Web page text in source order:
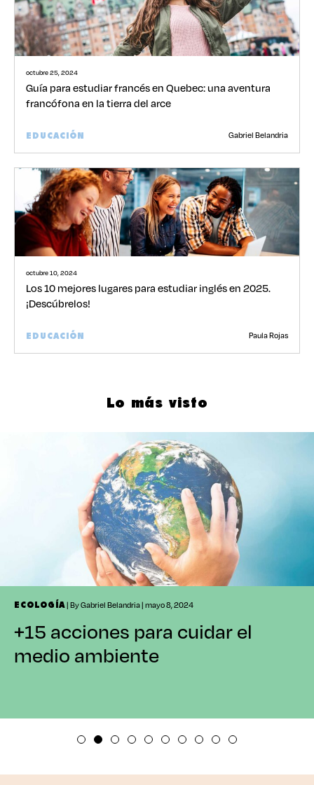
octubre 25, 2024
Guía para estudiar francés en Quebec: una aventura
francófona en la tierra del arce
EDUCACIÓN Gabriel Belandria
octubre 10, 2024
Los 10 mejores lugares para estudiar inglés en 2025.
¡Descúbrelos!
EDUCACIÓN Paula Rojas
Lo más visto
ECOLOGÍA| By Gabriel Belandria | mayo 8, 2024
+15 acciones para cuidar el
medio ambiente